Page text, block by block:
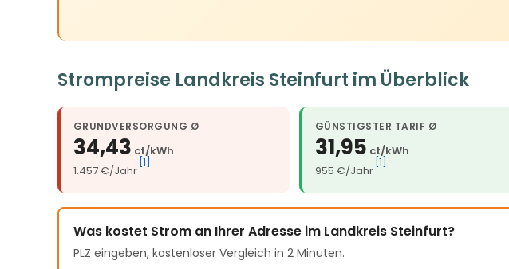
Strompreise Landkreis Steinfurt im Überblick
GRUNDVERSORGUNG Ø
34,43 ct/kWh
1.457 €/Jahr
[1]
GÜNSTIGSTER TARIF Ø
31,95 ct/kWh
955 €/Jahr
[1]
Was kostet Strom an Ihrer Adresse im Landkreis Steinfurt?
PLZ eingeben, kostenloser Vergleich in 2 Minuten.